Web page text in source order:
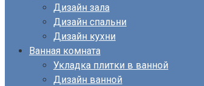
Дизайн зала
Дизайн спальни
Дизайн кухни
Ванная комната
Укладка плитки в ванной
Дизайн ванной